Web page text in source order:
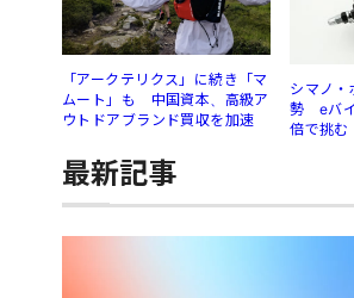
「アークテリクス」に続き「マ
ムート」も 中国資本、高級ア
ウトドアブランド買収を加速
シマノ・
勢 eバ
倍で挑む
最新記事